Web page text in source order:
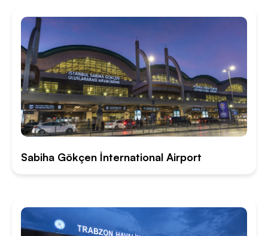
Sabiha Gökçen İnternational Airport